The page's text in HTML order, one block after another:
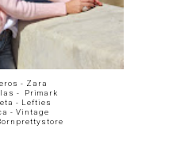
- Zara
- Primark
- Lefties
- Vintage